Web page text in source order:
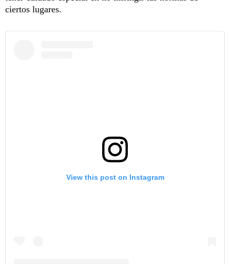
ciertos lugares.
View this post on Instagram